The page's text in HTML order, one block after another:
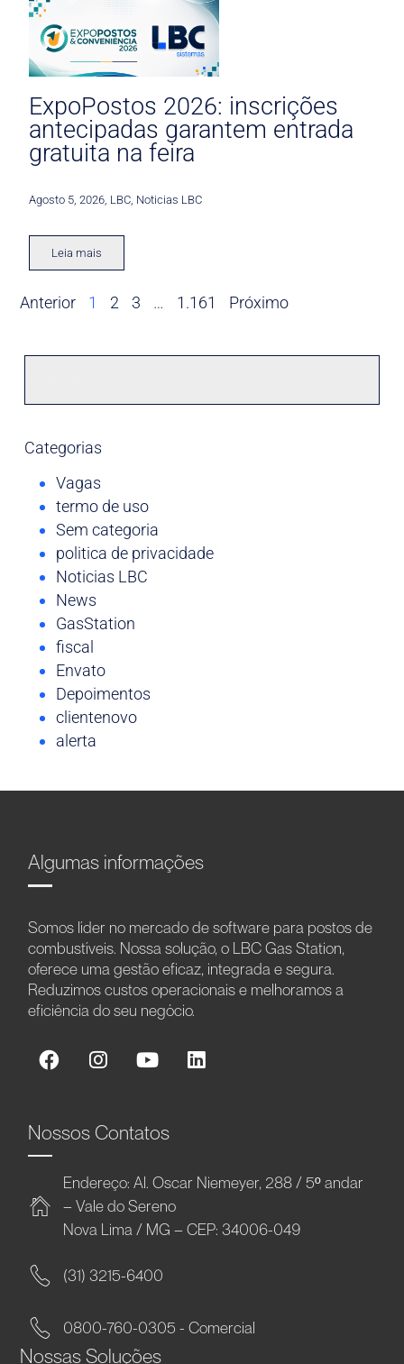
ExpoPostos 2026: inscrições
antecipadas garantem entrada
gratuita na feira
Agosto 5, 2026 LBC Noticias LBC
Leia mais
Anterior 1 2 3 … 1.161 Próximo
Categorias
Vagas
termo de uso
Sem categoria
politica de privacidade
Noticias LBC
News
GasStation
fiscal
Envato
Depoimentos
clientenovo
alerta
Algumas informações
Somos líder no mercado de software para postos de
combustíveis. Nossa solução, o LBC Gas Station,
oferece uma gestão eficaz, integrada e segura.
Reduzimos custos operacionais e melhoramos a
eficiência do seu negócio.
Nossos Contatos
Endereço: Al. Oscar Niemeyer, 288 / 5º andar
– Vale do Sereno
Nova Lima / MG – CEP: 34006-049
(31) 3215-6400
0800-760-0305 - Comercial
Nossas Soluções